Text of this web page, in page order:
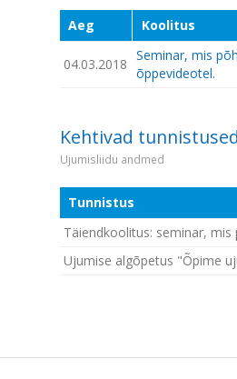
Aeg Koolitus
04.03.2018
Seminar, mis
õppevideotel.
Kehtivad tunnistused
Ujumisliidu andmed
Tunnistus
Täiendkoolitus: seminar, mis
Ujumise algõpetus "Õpime